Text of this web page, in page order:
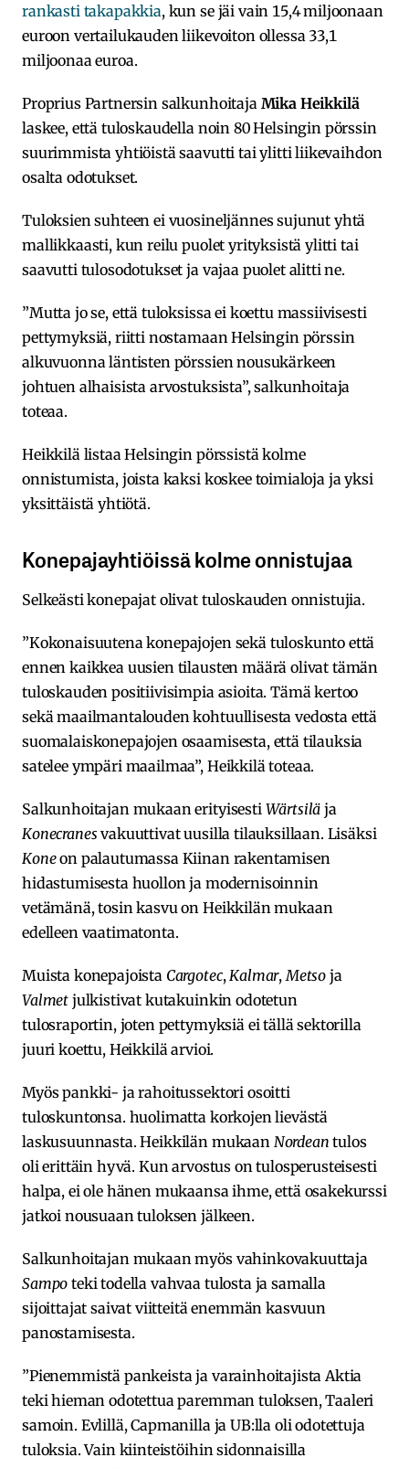
rankasti takapakkia, kun se jäi vain 15,4 miljoonaan
euroon vertailukauden liikevoiton ollessa 33,1
miljoonaa euroa.
Proprius Partnersin salkunhoitaja Mika Heikkilä
laskee, että tuloskaudella noin 80 Helsingin pörssin
suurimmista yhtiöistä saavutti tai ylitti liikevaihdon
osalta odotukset.
Tuloksien suhteen ei vuosineljännes sujunut yhtä
mallikkaasti, kun reilu puolet yrityksistä ylitti tai
saavutti tulosodotukset ja vajaa puolet alitti ne.
”Mutta jo se, että tuloksissa ei koettu massiivisesti
pettymyksiä, riitti nostamaan Helsingin pörssin
alkuvuonna läntisten pörssien nousukärkeen
johtuen alhaisista arvostuksista”, salkunhoitaja
toteaa.
Heikkilä listaa Helsingin pörssistä kolme
onnistumista, joista kaksi koskee toimialoja ja yksi
yksittäistä yhtiötä.
Konepajayhtiöissä kolme onnistujaa
Selkeästi konepajat olivat tuloskauden onnistujia.
”Kokonaisuutena konepajojen sekä tuloskunto että
ennen kaikkea uusien tilausten määrä olivat tämän
tuloskauden positiivisimpia asioita. Tämä kertoo
sekä maailmantalouden kohtuullisesta vedosta että
suomalaiskonepajojen osaamisesta, että tilauksia
satelee ympäri maailmaa”, Heikkilä toteaa.
Salkunhoitajan mukaan erityisesti Wärtsilä ja
Konecranesvakuuttivat uusilla tilauksillaan. Lisäksi
Koneon palautumassa Kiinan rakentamisen
hidastumisesta huollon ja modernisoinnin
vetämänä, tosin kasvu on Heikkilän mukaan
edelleen vaatimatonta.
Muista konepajoista Cargotec, Kalmar, Metso ja
Valmet julkistivat kutakuinkin odotetun
tulosraportin, joten pettymyksiä ei tällä sektorilla
juuri koettu, Heikkilä arvioi.
Myös pankki- ja rahoitussektori osoitti
tuloskuntonsa. huolimatta korkojen lievästä
laskusuunnasta. Heikkilän mukaan Nordean tulos
oli erittäin hyvä. Kun arvostus on tulosperusteisesti
halpa, ei ole hänen mukaansa ihme, että osakekurssi
jatkoi nousuaan tuloksen jälkeen.
Salkunhoitajan mukaan myös vahinkovakuuttaja
Sampo teki todella vahvaa tulosta ja samalla
sijoittajat saivat viitteitä enemmän kasvuun
panostamisesta.
”Pienemmistä pankeista ja varainhoitajista Aktia
teki hieman odotettua paremman tuloksen, Taaleri
samoin. Evlillä, Capmanilla ja UB:lla oli odotettuja
tuloksia. Vain kiinteistöihin sidonnaisilla